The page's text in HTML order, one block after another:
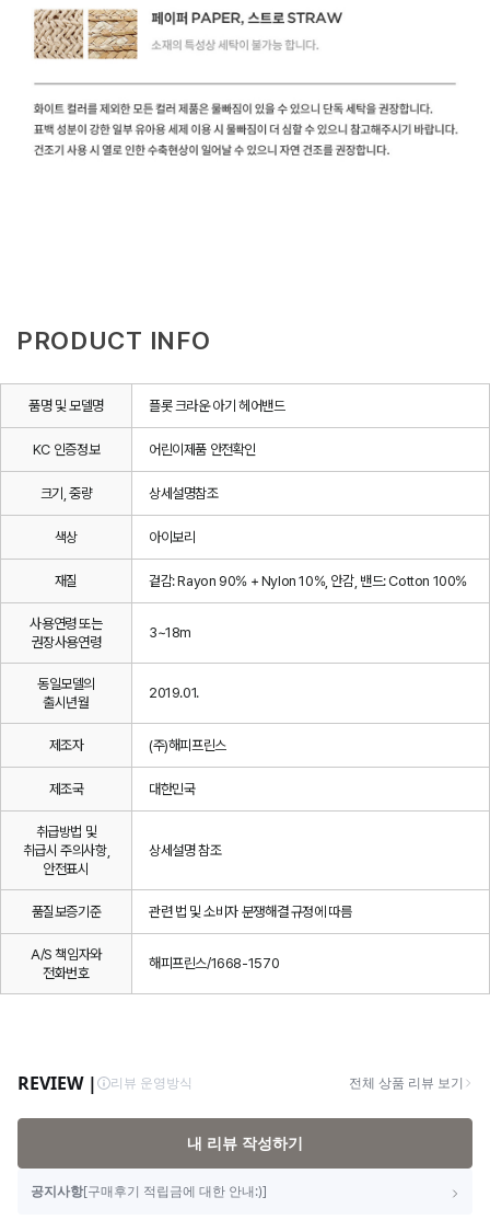
PRODUCT INFO
품명 및 모델명 플롯 크라운 아기 헤어밴드
KC 인증정보 어린이제품 안전확인
크기, 중량 상세설명참조
색상 아이보리
재질 겉감: Rayon 90% + Nylon 10%, 안감, 밴드: Cotton 100%
사용연령 또는
권장사용연령
3~18m
동일모델의
출시년월
2019.01.
제조자 (주)해피프린스
제조국 대한민국
취급방법 및
취급시 주의사항,
안전표시
상세설명 참조
품질보증기준 관련 법 및 소비자 분쟁해결 규정에 따름
A/S 책임자와
전화번호
해피프린스/1668-1570